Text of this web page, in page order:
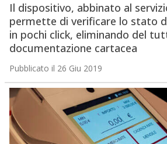
Il dispositivo, abbinato al
permette di verificare lo stato
in pochi click, eliminando del
documentazione cartacea
Pubblicato il 26 Giu 2019